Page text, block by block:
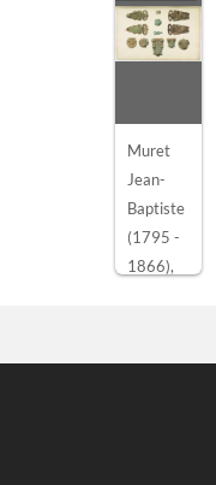
Muret
Jean-
Baptiste
(1795 -
1866),
MENTS